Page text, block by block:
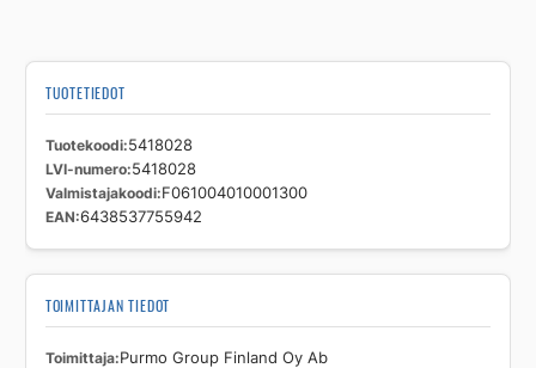
TUOTETIEDOT
Tuotekoodi 5418028
LVI-numero 5418028
Valmistajakoodi F061004010001300
EAN 6438537755942
TOIMITTAJAN TIEDOT
Toimittaja Purmo Group Finland Oy Ab